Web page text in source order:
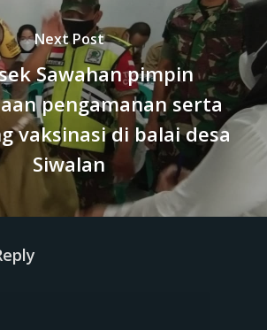
Next Post
Sawahan pimpin
pengamanan serta
vaksinasi di balai desa
Siwalan